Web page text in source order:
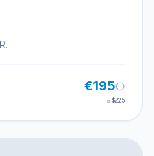
€195
≈ $225